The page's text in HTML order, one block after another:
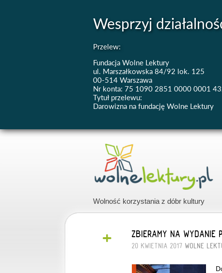
Wesprzyj
Przelew:
Fundacja Wolne Lektury
ul. Marszałkowska 84/92 lok. 125
00-514 Warszawa
Nr konta: 75 1090 2851 0000 0001
Tytuł przelewu:
Darowizna na fundację Wolne Lektury
Wolność korzystania z dóbr kultury
+ ZBIERAMY NA WYDANIE
20 KWIETNIA 2017 WOLNE